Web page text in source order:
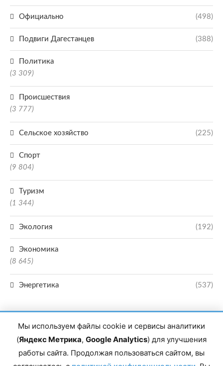
Официально (498)
Подвиги Дагестанцев (388)
Политика
(3 309)
Происшествия
(3 777)
Сельское хозяйство (225)
Спорт
(9 804)
Туризм
(1 344)
Экология (192)
Экономика
(8 645)
Энергетика (537)
Мы используем файлы cookie и сервисы аналитики
(Яндекс Метрика, Google Analytics) для улучшения
работы сайта. Продолжая пользоваться сайтом, вы